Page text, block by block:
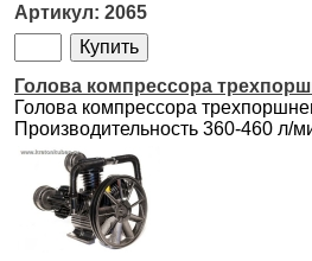
2065
Голова компрессора
Голова компрессора
Производительность 360-460 л/